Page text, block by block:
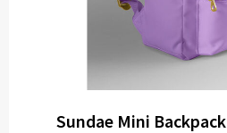
Sundae Mini Backpack